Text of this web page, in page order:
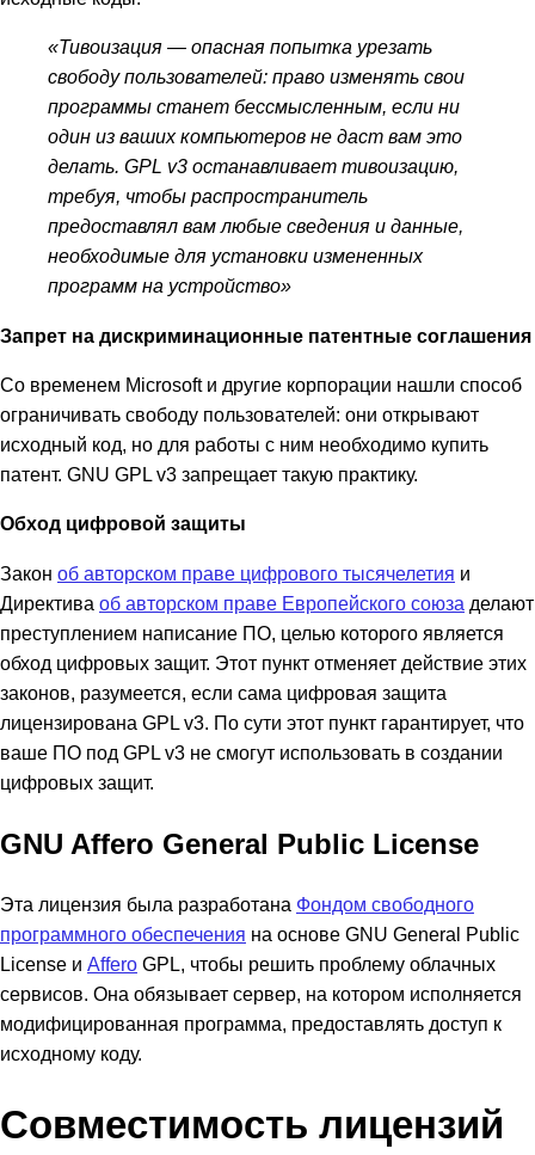
«Тивоизация — опасная попытка урезать
свободу пользователей: право изменять свои
программы станет бессмысленным, если ни
один из ваших компьютеров не даст вам это
делать. GPL v3 останавливает тивоизацию,
требуя, чтобы распространитель
предоставлял вам любые сведения и данные,
необходимые для установки измененных
программ на устройство»
Запрет на дискриминационные патентные соглашения
Со временем Microsoft и другие корпорации нашли способ
ограничивать свободу пользователей: они открывают
исходный код, но для работы с ним необходимо купить
патент. GNU GPL v3 запрещает такую практику.
Обход цифровой защиты
Закон об авторском праве цифрового тысячелетия и
Директива об авторском праве Европейского союза делают
преступлением написание ПО, целью которого является
обход цифровых защит. Этот пункт отменяет действие этих
законов, разумеется, если сама цифровая защита
лицензирована GPL v3. По сути этот пункт гарантирует, что
ваше ПО под GPL v3 не смогут использовать в создании
цифровых защит.
GNU Affero General Public License
Эта лицензия была разработана Фондом свободного
программного обеспечения на основе GNU General Public
License и Affero GPL, чтобы решить проблему облачных
сервисов. Она обязывает сервер, на котором исполняется
модифицированная программа, предоставлять доступ к
исходному коду.
Совместимость лицензий